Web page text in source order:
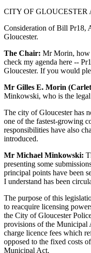
CITY OF GLOUCESTER
Consideration of Bill Pr18,
Gloucester.
The Chair: Mr Morin, how
check my agenda here --
Gloucester. If you would
Mr Gilles E. Morin
Minkowski, who is the
The city of Gloucester has
one of the fastest-growing
responsibilities have also
introduced.
Mr Michael Minkowski:
presenting some
principal points have been
I understand has been
The purpose of this
to reacquire licensing
the City of Gloucester
provisions of the Municipal
charge licence fees which
opposed to the fixed costs
Municipal Act.